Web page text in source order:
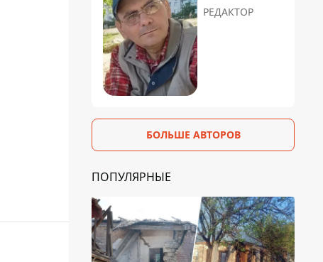
РЕДАКТОР
БОЛЬШЕ АВТОРОВ
ПОПУЛЯРНЫЕ